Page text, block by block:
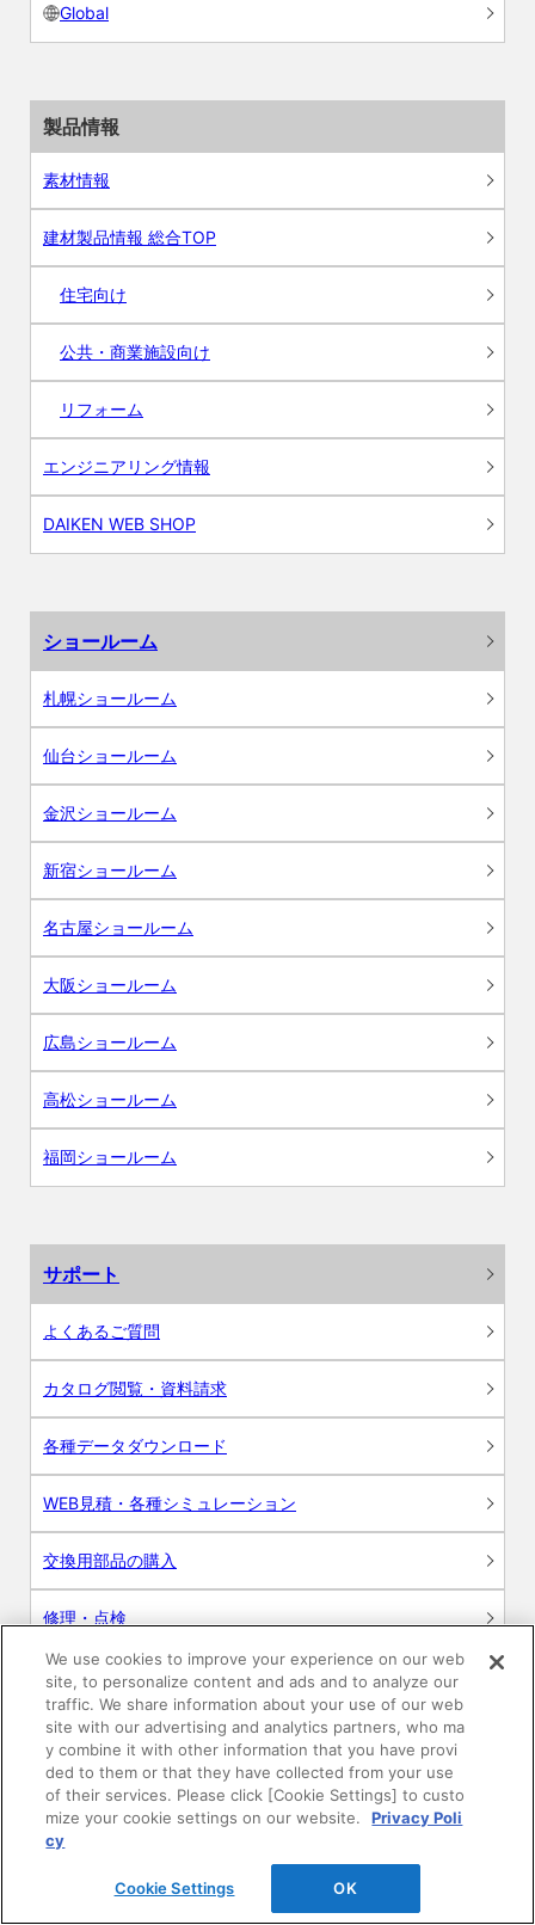
Global
製品情報
素材情報
建材製品情報 総合TOP
住宅向け
公共・商業施設向け
リフォーム
エンジニアリング情報
DAIKEN WEB SHOP
ショールーム
札幌ショールーム
仙台ショールーム
金沢ショールーム
新宿ショールーム
名古屋ショールーム
大阪ショールーム
広島ショールーム
高松ショールーム
福岡ショールーム
サポート
よくあるご質問
カタログ閲覧・資料請求
各種データダウンロード
WEB見積・各種シミュレーション
交換用部品の購入
修理・点検
お問い合わせ
ログイン
建築・設計関係者様向けサイト
ユーザー登録サービス
WEB見積システム
We use cookies to improve your experience on our web
site, to personalize content and ads and to analyze our
traffic. We share information about your use of our web
site with our advertising and analytics partners, who ma
y combine it with other information that you have provi
ded to them or that they have collected from your use
of their services. Please click [Cookie Settings] to custo
mize your cookie settings on our website.
Privacy Poli
cy
Cookie Settings OK